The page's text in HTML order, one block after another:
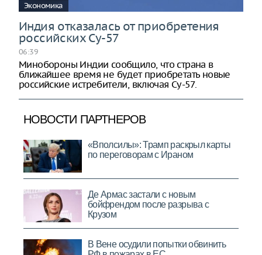
Экономика
Индия отказалась от приобретения
российских Су-57
06:39
Минобороны Индии сообщило, что страна в
ближайшее время не будет приобретать новые
российские истребители, включая Су-57.